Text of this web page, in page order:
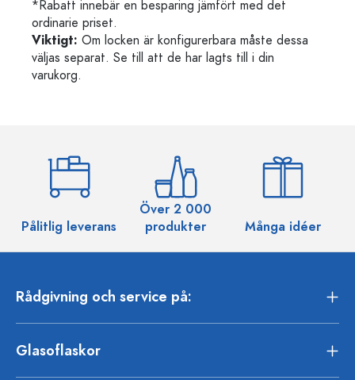
*Rabatt innebär en besparing jämfört med det
ordinarie priset.
Viktigt: Om locken är konfigurerbara måste dessa
väljas separat. Se till att de har lagts till i din
varukorg.
Pålitlig leverans
Över 2 000
produkter
Många idéer
Rådgivning och service på:
Glasoflaskor